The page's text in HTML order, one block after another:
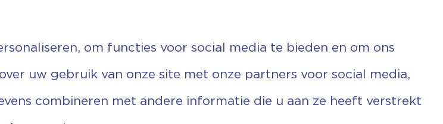
Fiscaal: 819280288
Rek.nr: NL85RABO0127579230
om functies voor social media te bieden en om ons
uw gebruik van onze site met onze partners voor social media,
combineren met andere informatie die u aan ze heeft verstrekt